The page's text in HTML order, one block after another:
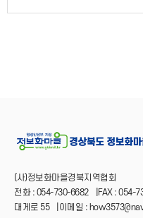
(사)정보화마을경북지역협회
전화 : 054-730-6682
FAX : 054-
대게로 55
이메일 :